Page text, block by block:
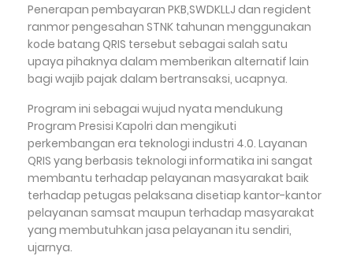
Penerapan pembayaran PKB,SWDKLLJ dan regident
ranmor pengesahan STNK tahunan menggunakan
kode batang QRIS tersebut sebagai salah satu
upaya pihaknya dalam memberikan alternatif lain
bagi wajib pajak dalam bertransaksi, ucapnya.
Program ini sebagai wujud nyata mendukung
Program Presisi Kapolri dan mengikuti
perkembangan era teknologi industri 4.0. Layanan
QRIS yang berbasis teknologi informatika ini sangat
membantu terhadap pelayanan masyarakat baik
terhadap petugas pelaksana disetiap kantor-kantor
pelayanan samsat maupun terhadap masyarakat
yang membutuhkan jasa pelayanan itu sendiri,
ujarnya.